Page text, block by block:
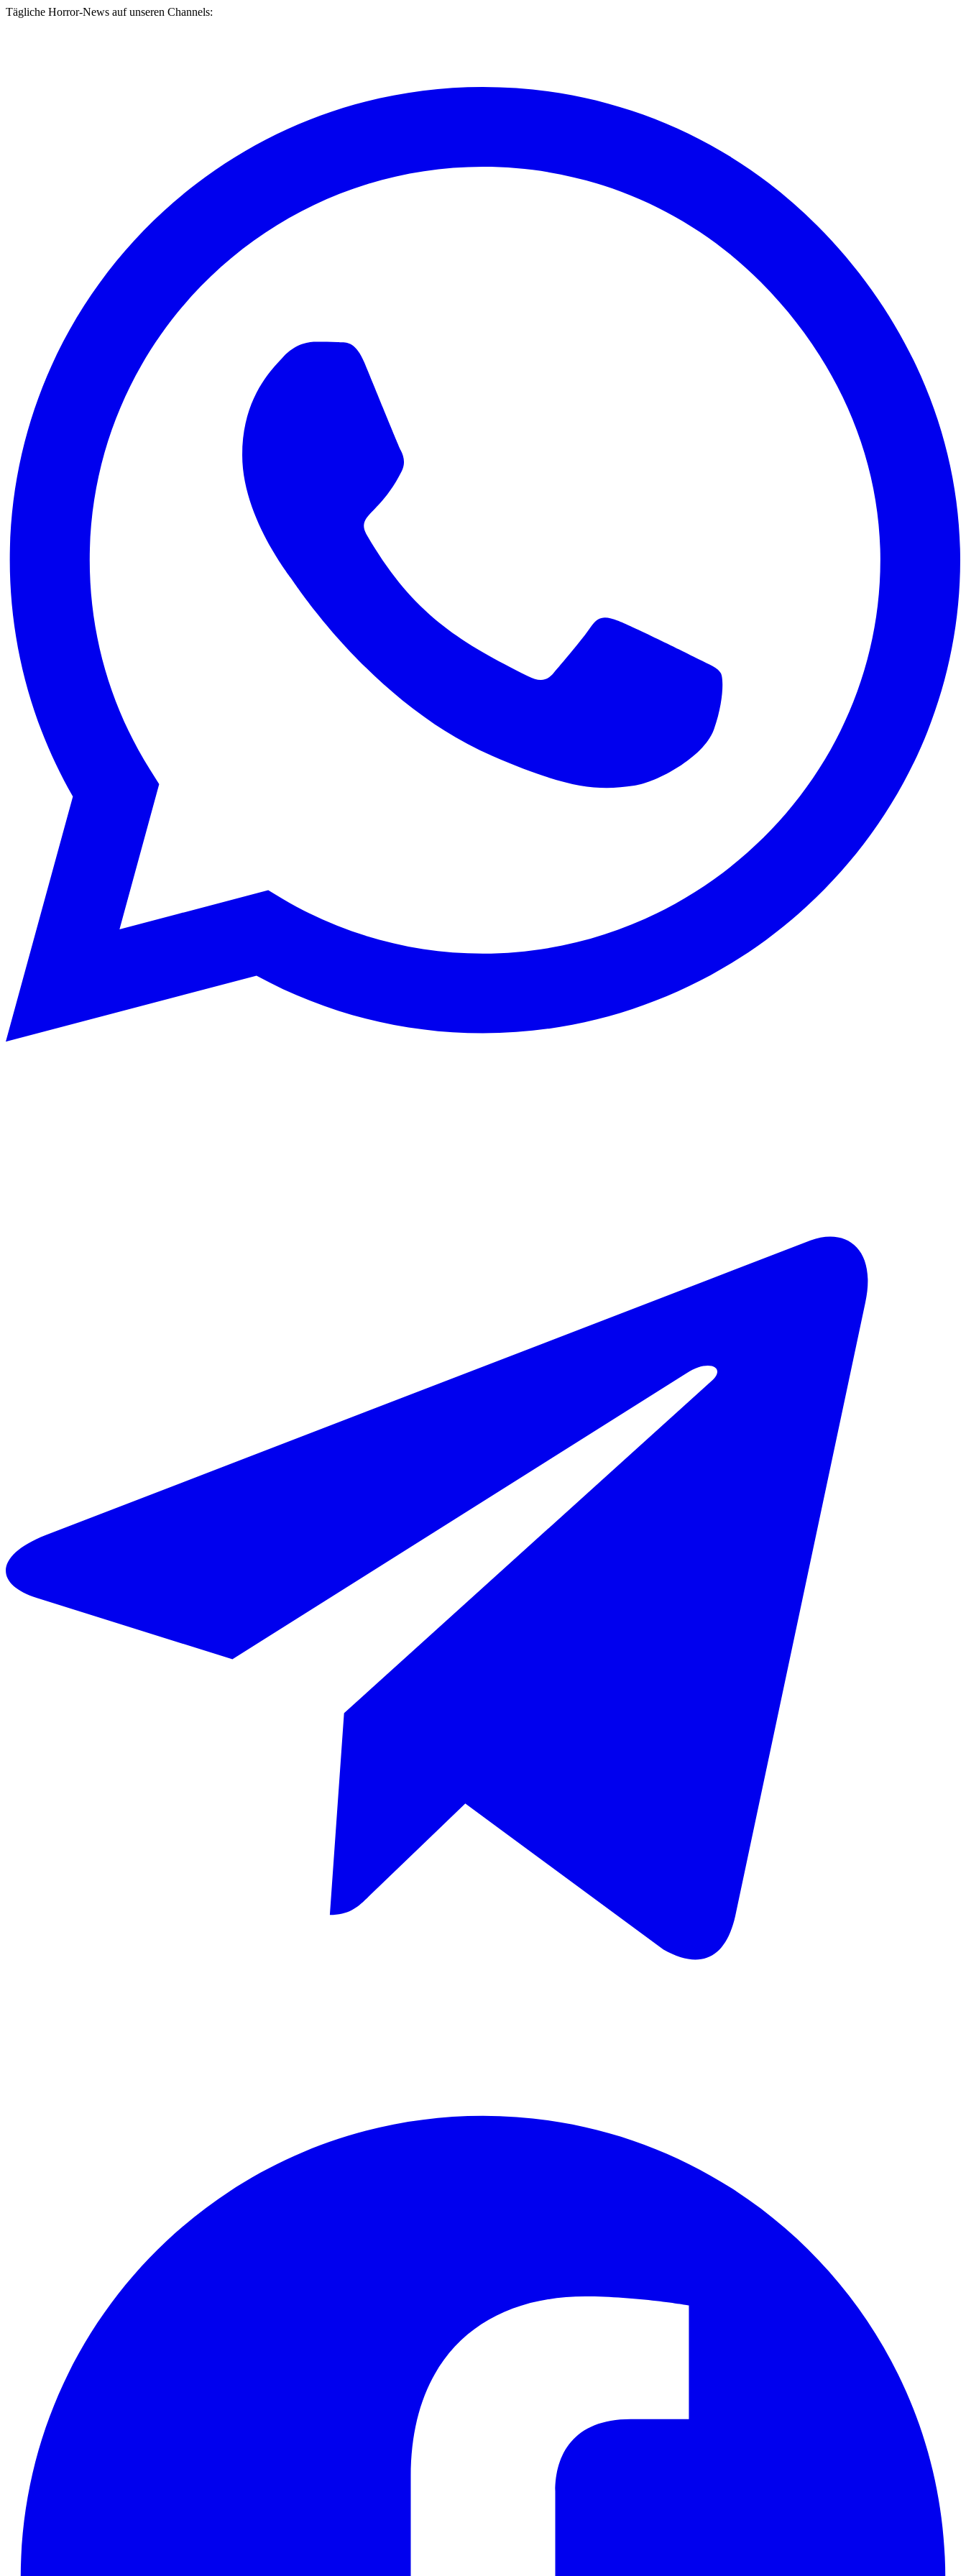
Tägliche Horror-News auf unseren Channels: